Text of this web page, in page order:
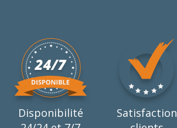
Disponibilité
Satisfaction